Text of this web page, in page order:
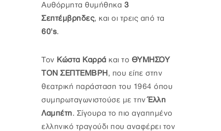
Αυθόρμητα θυμήθηκα 3
Σεπτέμβρηδες, και οι τρεις από τα
60's.
Τον Κώστα Καρρά και το ΘΥΜΗΣΟΥ
ΤΟΝ ΣΕΠΤΕΜΒΡΗ , που είπε στην
θεατρική παράσταση του 1964 όπου
συμπρωταγωνιστούσε με τηνΈλλη
Λαμπέτη. Σίγουρα το πιο αγαπημένο
ελληνικό τραγούδι που αναφέρει τον